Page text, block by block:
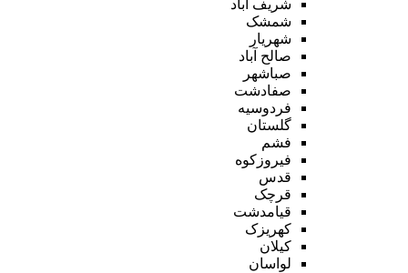
شریف آباد
شمشک
شهریار
صالح آباد
صباشهر
صفادشت
فردوسیه
گلستان
فشم
فیروزکوه
قدس
قرچک
قیامدشت
کهریزک
کیلان
لواسان